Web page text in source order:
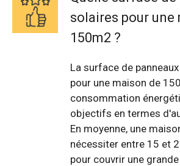
solaires pour une
150m2 ?
La surface de
pour une maison de
consommation
objectifs en termes
En moyenne, une
nécessiter entre 15 et
pour couvrir une